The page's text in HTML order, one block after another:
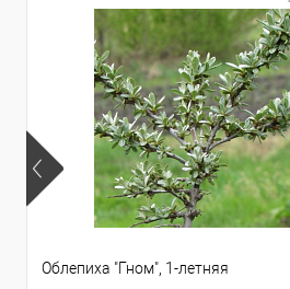
Облепиха "Гном", 1-летняя